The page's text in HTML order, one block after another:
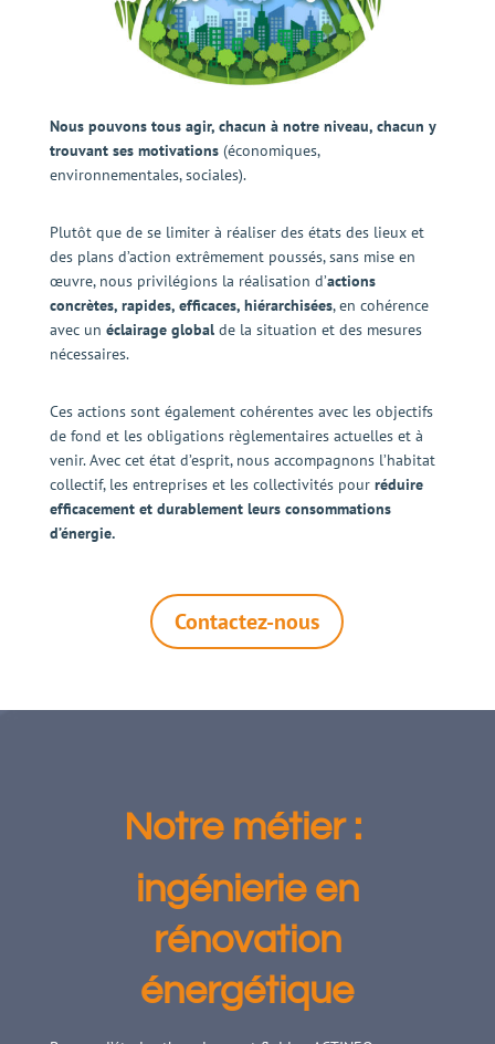
Nous pouvons tous agir, chacun à notre niveau, chacun y
trouvant ses motivations(économiques,
environnementales, sociales).
Plutôt que de se limiter à réaliser des états des lieux et
des plans d’action extrêmement poussés, sans mise en
œuvre, nous privilégions la réalisation d’actions
concrètes, rapides, efficaces, hiérarchisées, en cohérence
avec un éclairage globalde la situation et des mesures
nécessaires.
Ces actions sont également cohérentes avec les objectifs
de fond et les obligations règlementaires actuelles et à
venir. Avec cet état d’esprit, nous accompagnons l’habitat
collectif, les entreprises et les collectivités pour réduire
efficacement et durablement leurs consommations
d’énergie.
Contactez-nous
Notre métier :
ingénierie en
rénovation
énergétique